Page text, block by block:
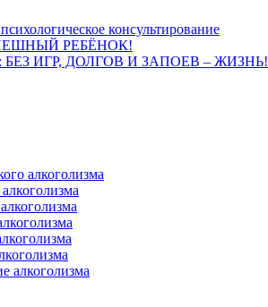
консультирование
РЕБЁНОК!
ИГР, ДОЛГОВ И ЗАПОЕВ – ЖИЗНЬ!
алкоголизма
алкоголизма